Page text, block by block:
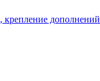
крепление дополнений